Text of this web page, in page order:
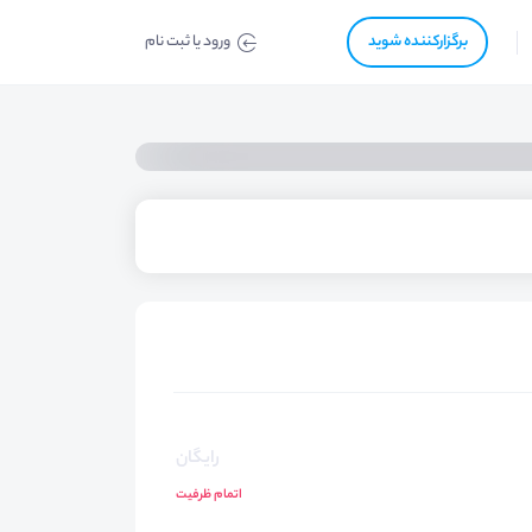
برگزار‌‌کننده شوید ورود یا ثبت نام
رایگان
اتمام ظرفیت